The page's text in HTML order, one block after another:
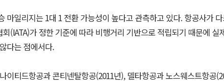
마일리지는 1대 1 전환 가능성이 높다고 관측하고 있다. 항공사가
(IATA)가 정한 기준에 따라 비행거리 기반으로 적립되기 때문에 실
다는 점에서다.
이티드항공과 콘티넨탈항공(2011년), 델타항공과 노스웨스트항공